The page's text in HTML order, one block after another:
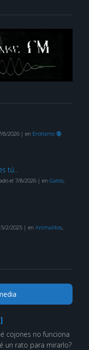
8/2026| en Erotismo 🔞
tú…
el 7/8/2026| en Gatos,
2/2025| en Animalitos,
cojones no funciona
un rato para mirarlo?